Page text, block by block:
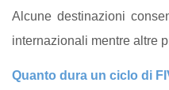
Alcune destinazioni
internazionali mentre altre
Quanto dura un ciclo di